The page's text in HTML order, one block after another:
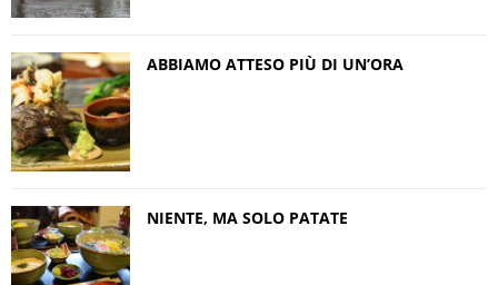
ABBIAMO ATTESO PIÙ DI UN’ORA
NIENTE, MA SOLO PATATE